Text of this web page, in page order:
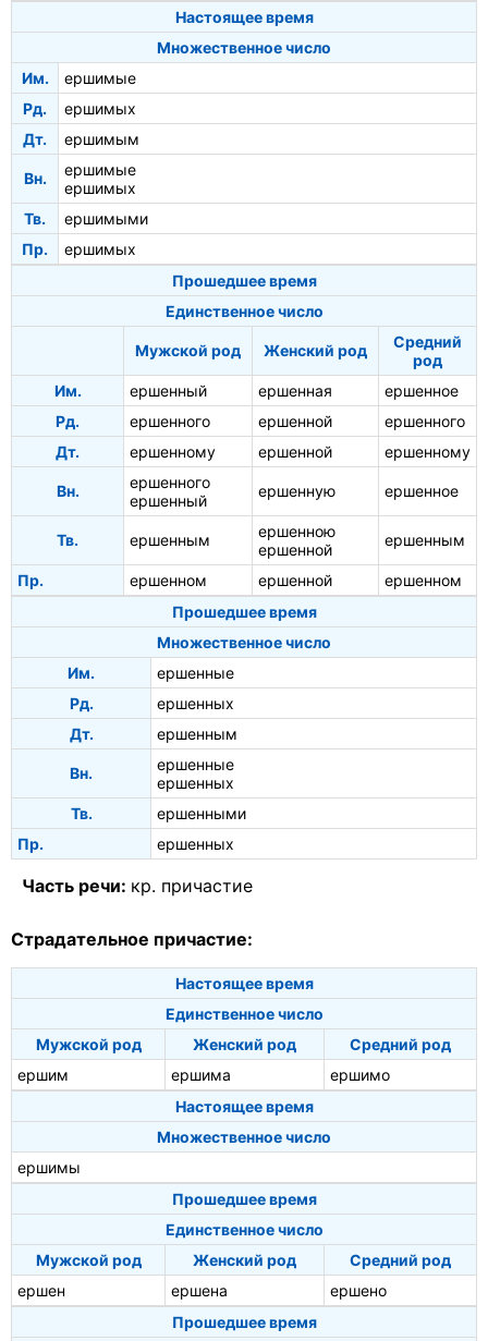
Настоящее время
Множественное число
Им.
ершимые
Рд.
ершимых
Дт.
ершимым
Вн.
ершимые
ершимых
Тв.
ершимыми
Пр.
ершимых
Прошедшее время
Единственное число
Мужской род Женский род
Средний
род
Им.
ершенный ершенная
ершенное
Рд.
ершенного ершенной
ершенного
Дт.
ершенному ершенной ершенному
Вн.
ершенного
ершенный
ершенную ершенное
Тв. ершенным
ершенною
ершенной
ершенным
Пр. ершенном ершенной
ершенном
Прошедшее время
Множественное число
Им.
ершенные
Рд.
ершенных
Дт.
ершенным
Вн.
ершенные
ершенных
Тв.
ершенными
Пр.
ершенных
Часть речи: кр. причастие
Страдательное причастие:
Настоящее время
Единственное число
Мужской род
Женский род
Средний род
ершим
ершима
ершимо
Настоящее время
Множественное число
ершимы
Прошедшее время
Единственное число
Мужской род
Женский род
Средний род
ершен
ершена
ершено
Прошедшее время